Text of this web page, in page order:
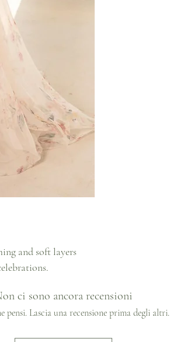
and soft layers
ci sono ancora recensioni
pensi. Lascia una recensione prima degli altri.